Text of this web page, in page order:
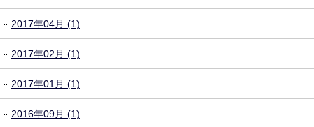
2017年04月 (1)
2017年02月 (1)
2017年01月 (1)
2016年09月 (1)